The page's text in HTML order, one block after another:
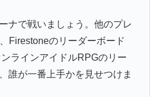
ナで戦いましょう。他のプレ
Firestoneのリーダーボード
ラインアイドルRPGのリー
誰が一番上手かを見せつけま